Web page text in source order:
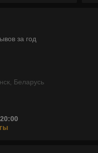
за год
Беларусь